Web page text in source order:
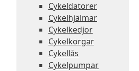
Cykeldatorer
Cykelhjälmar
Cykelkedjor
Cykelkorgar
Cykellås
Cykelpumpar